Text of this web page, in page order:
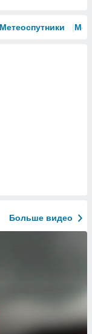
Метеоспутники
Больше видео